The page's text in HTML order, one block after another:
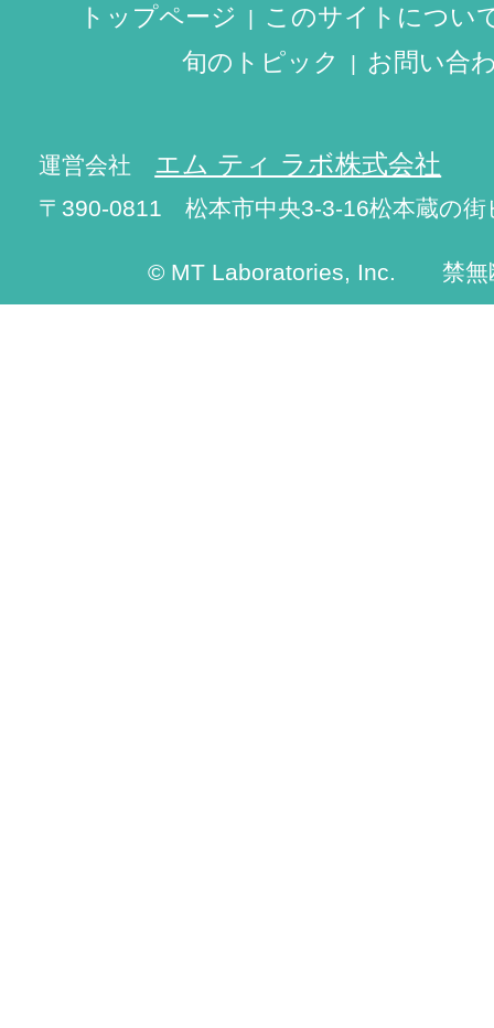
トップページ
このサイトについ
旬のトピック
お問い合
運営会社 エム ティ ラボ株式会社
〒390-0811 松本市中央3-3-16松本蔵の街
© MT Laboratories, Inc. 禁無